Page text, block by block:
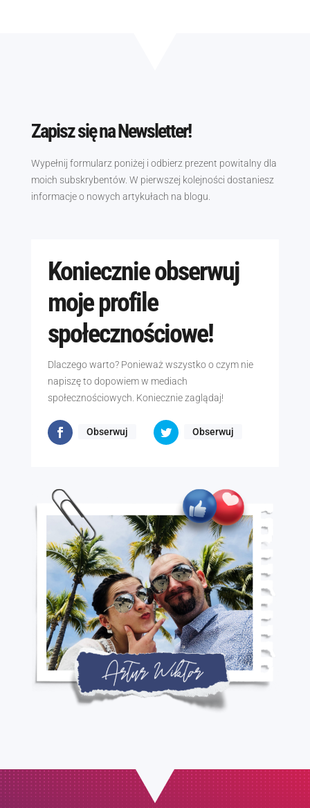
Zapisz się na Newsletter!
Wypełnij formularz poniżej i odbierz prezent powitalny dla
moich subskrybentów. W pierwszej kolejności dostaniesz
informacje o nowych artykułach na blogu.
Koniecznie obserwuj
moje profile
społecznościowe!
Dlaczego warto? Ponieważ wszystko o czym nie
napiszę to dopowiem w mediach
społecznościowych. Koniecznie zaglądaj!
Obserwuj Obserwuj